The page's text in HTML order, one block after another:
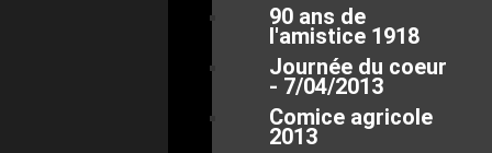
90 ans de
l'amistice 1918
Journée du coeur
- 7/04/2013
Comice agricole
2013